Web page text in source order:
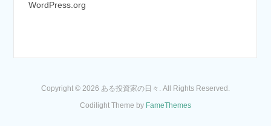
WordPress.org
Copyright © 2026 ある投資家の日々. All Rights Reserved.
Codilight Theme by FameThemes